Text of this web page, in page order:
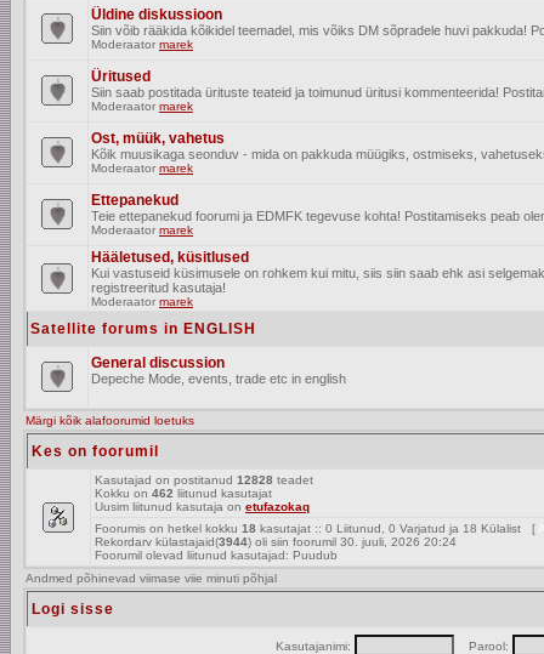
Üldine diskussioon
Siin võib rääkida kõikidel teemadel, mis võiks DM sõpradele huvi pakkuda!
Moderaator marek
Üritused
Siin saab postitada ürituste teateid ja toimunud üritusi kommenteerida!
Moderaator marek
Ost, müük, vahetus
Kõik muusikaga seonduv - mida on pakkuda müügiks, ostmiseks,
Moderaator marek
Ettepanekud
Teie ettepanekud foorumi ja EDMFK tegevuse kohta! Postitamiseks peab
Moderaator marek
Hääletused, küsitlused
Kui vastuseid küsimusele on rohkem kui mitu, siis siin saab ehk asi
registreeritud kasutaja!
Moderaator marek
Satellite forums in ENGLISH
General discussion
Depeche Mode, events, trade etc in english
Märgi kõik alafoorumid loetuks
Kes on foorumil
Kasutajad on postitanud 12828 teadet
Kokku on 462 liitunud kasutajat
Uusim liitunud kasutaja on etufazokaq
Foorumis on hetkel kokku 18 kasutajat :: 0 Liitunud, 0 Varjatud ja 18 Külalist [
Rekordarv külastajaid(3944) oli siin foorumil 30. juuli, 2026 20:24
Foorumil olevad liitunud kasutajad: Puudub
Andmed põhinevad viimase viie minuti põhjal
Logi sisse
Kasutajanimi: Parool: